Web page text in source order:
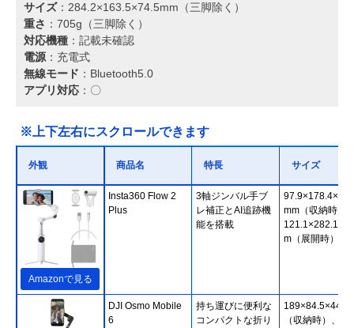
サイズ：284.2×163.5×74.5mm（三脚除く）
重さ ：705g（三脚除く）
対応機種 ：記載未確認
電源 ：充電式
無線モード ：Bluetooth5.0
アプリ対応 ：〇
※上下左右にスクロールできます
外観 商品名 特長 サイズ
Amazonで見る
Insta360 Flow 2
Plus
3軸ジンバル手ブ
レ補正とAI追跡機
能を搭載
mm（収納時）
m（展開時）
DJI Osmo Mobile
6
持ち運びに便利な
コンパクトな折り
（収納時）、